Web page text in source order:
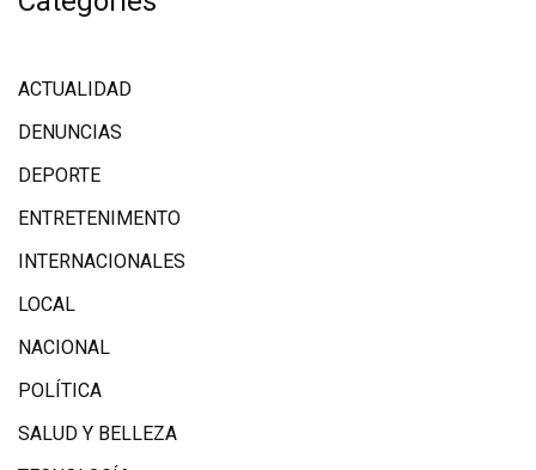
ACTUALIDAD
DENUNCIAS
DEPORTE
ENTRETENIMENTO
INTERNACIONALES
LOCAL
NACIONAL
POLÍTICA
SALUD Y BELLEZA